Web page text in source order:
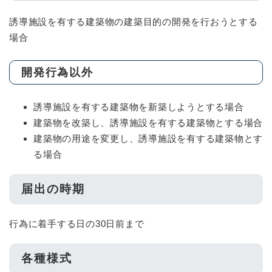
誘導施設を有する建築物の建築目的の開発を行おうとする
場合
開発行為以外
誘導施設を有する建築物を新築しようとする場合
建築物を改築し、誘導施設を有する建築物とする場合
建築物の用途を変更し、誘導施設を有する建築物とす
る場合
届出の時期
行為に着手する日の30日前まで
各種様式